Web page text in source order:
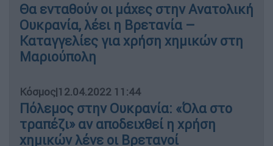
Θα ενταθούν οι μάχες στην Ανατολική
Ουκρανία, λέει η Βρετανία –
Καταγγελίες για χρήση χημικών στη
Μαριούπολη
Κόσμος|12.04.2022 11:44
Πόλεμος στην Ουκρανία: «Όλα στο
τραπέζι» αν αποδειχθεί η χρήση
χημικών λένε οι Βρετανοί